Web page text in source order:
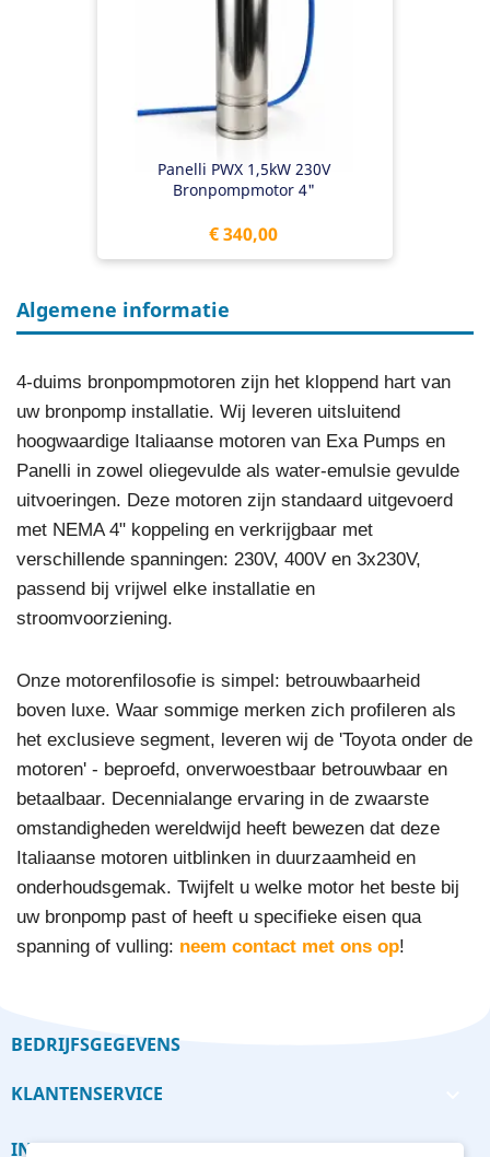
Panelli PWX 1,5kW 230V
Bronpompmotor 4"
Prijs
€ 340,00
Algemene informatie
4-duims bronpompmotoren zijn het kloppend hart van
uw bronpomp installatie. Wij leveren uitsluitend
hoogwaardige Italiaanse motoren van Exa Pumps en
Panelli in zowel oliegevulde als water-emulsie gevulde
uitvoeringen. Deze motoren zijn standaard uitgevoerd
met NEMA 4" koppeling en verkrijgbaar met
verschillende spanningen: 230V, 400V en 3x230V,
passend bij vrijwel elke installatie en
stroomvoorziening.
Onze motorenfilosofie is simpel: betrouwbaarheid
boven luxe. Waar sommige merken zich profileren als
het exclusieve segment, leveren wij de 'Toyota onder de
motoren' - beproefd, onverwoestbaar betrouwbaar en
betaalbaar. Decennialange ervaring in de zwaarste
omstandigheden wereldwijd heeft bewezen dat deze
Italiaanse motoren uitblinken in duurzaamheid en
onderhoudsgemak. Twijfelt u welke motor het beste bij
uw bronpomp past of heeft u specifieke eisen qua
spanning of vulling: neem contact met ons op!
BEDRIJFSGEGEVENS
KLANTENSERVICE
INFORMATIE 